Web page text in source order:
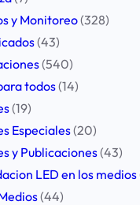
y Monitoreo(328)
(43)
(540)
todos(14)
(19)
Especiales(20)
y Publicaciones(43)
LED en los medios
(44)